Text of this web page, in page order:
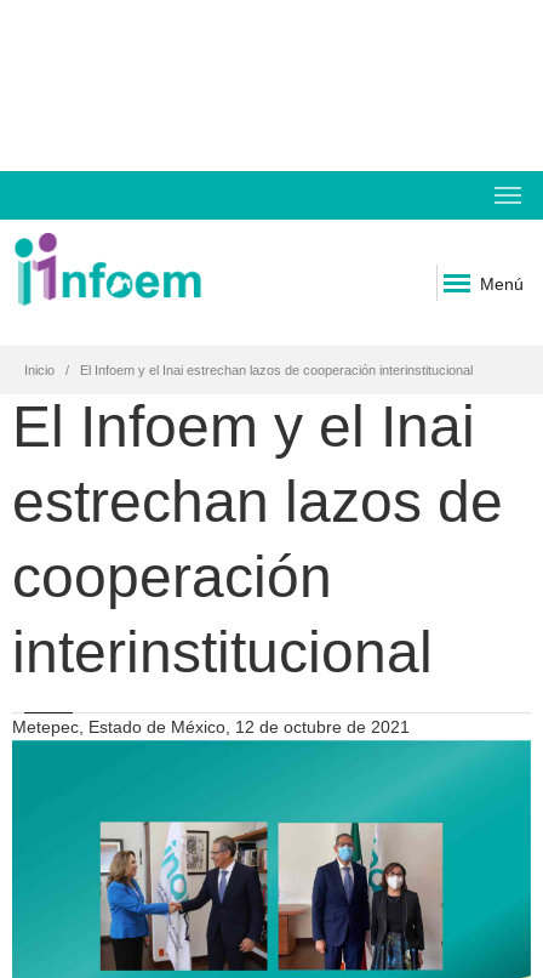
Menú
Inicio El Infoem y el Inai estrechan lazos de cooperación interinstitucional
El Infoem y el Inai
estrechan lazos de
cooperación
interinstitucional
Metepec, Estado de México, 12 de octubre de 2021